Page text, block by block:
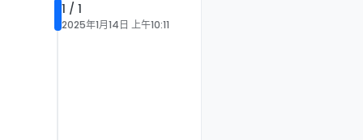
1 / 1
2025年1月14日 上午10:11